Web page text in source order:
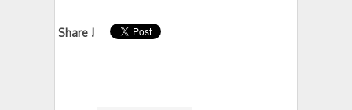
Share !